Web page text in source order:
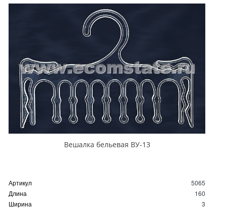
Вешалка бельевая ВУ-13
Артикул
5065
Длина
160
Ширина
3